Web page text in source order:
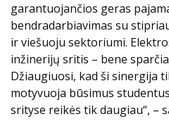
garantuojančios geras
bendradarbiavimas su
ir viešuoju sektoriumi.
inžinerijų sritis – bene
Džiaugiuosi, kad ši sinergija
motyvuoja būsimus
srityse reikės tik daugiau“, –